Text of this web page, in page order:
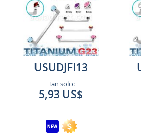
USUDJFI13
Tan solo:
5,93 US$